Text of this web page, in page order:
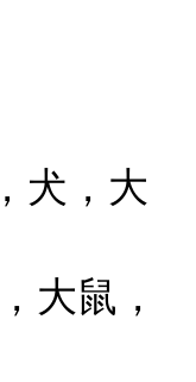
犬，大
大鼠，